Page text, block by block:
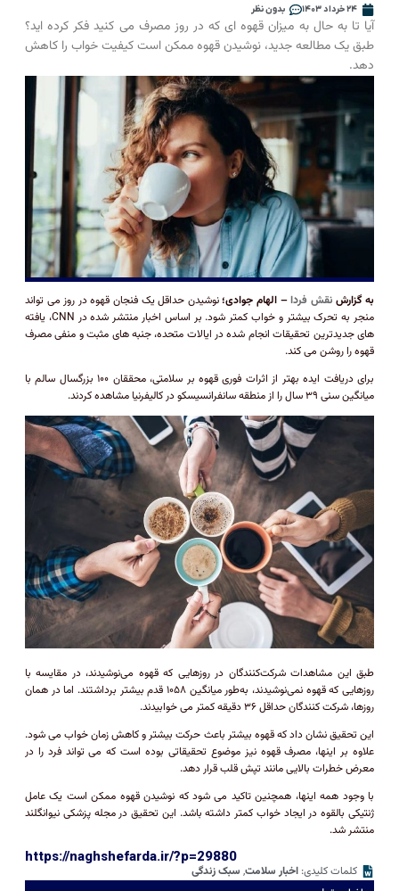
۲۴ خرداد ۱۴۰۳ بدون نظر
آیا تا به حال به میزان قهوه ای که در روز مصرف می کنید فکر کرده اید؟
طبق یک مطالعه جدید، نوشیدن قهوه ممکن است کیفیت خواب را کاهش
دهد.
به گزارش نقش فردا– الهام جوادی؛نوشیدن حداقل یک فنجان قهوه در روز می تواند
منجر به تحرک بیشتر و خواب کمتر شود. بر اساس اخبار منتشر شده در CNN، یافته
های جدیدترین تحقیقات انجام شده در ایالات متحده، جنبه های مثبت و منفی مصرف
قهوه را روشن می کند.
برای دریافت ایده بهتر از اثرات فوری قهوه بر سلامتی، محققان ۱۰۰ بزرگسال سالم با
میانگین سنی ۳۹ سال را از منطقه سانفرانسیسکو در کالیفرنیا مشاهده کردند.
طبق این مشاهدات شرکت‌کنندگان در روزهایی که قهوه می‌نوشیدند، در مقایسه با
روزهایی که قهوه نمی‌نوشیدند، به‌طور میانگین ۱۰۵۸ قدم بیشتر برداشتند. اما در همان
روزها، شرکت کنندگان حداقل ۳۶ دقیقه کمتر می خوابیدند.
این تحقیق نشان داد که قهوه بیشتر باعث حرکت بیشتر و کاهش زمان خواب می شود.
علاوه بر اینها، مصرف قهوه نیز موضوع تحقیقاتی بوده است که می تواند فرد را در
معرض خطرات بالایی مانند تپش قلب قرار دهد.
با وجود همه اینها، همچنین تاکید می شود که نوشیدن قهوه ممکن است یک عامل
ژنتیکی بالقوه در ایجاد خواب کمتر داشته باشد. این تحقیق در مجله پزشکی نیوانگلند
منتشر شد.
https://naghshefarda.ir/?p=29880
کلمات کلیدی: اخبار سلامت, سبک زندگی